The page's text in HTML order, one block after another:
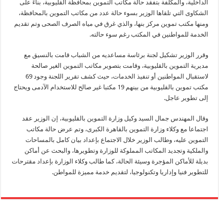
الداخلية، والمكلفة بتفقد حالة مكاتب التموين بمحافظة القليوبية، بناءً على
الشكاوى التي تلقاها الوزير بسوء حالة عدد من مكاتب التموين بالمحافظة،
ومنها مكتب تموين مركز بنها، والذي غرق في مياه الصرف الصحى وتم تقديم
الخدمة للمواطنين في المكتب رغم سوء حالته.
وقرر الوزير تشكيل لجنة برئاسة مساعديه من الشباب قامت بالنسيق مع
مديرية التموين بالقليوبية، وقامت بتصوير مكاتب التموين الغير صالحة
لاستقبال المواطنين أو تنفيذ الخدمات، حيث كشف تقرير اللجنة وجود 69
مكتب تموين بالقليوبية من بينهم 19 مكتبا غير صالح للاستخدام الآدمى ويحتاج
إلى تطوير عاجل.
وقال المهندس جمال السيد وكيل وزارة التموين بالقليوبية، إن الوزير عقد
اجتماعا مع وكلاء وزارة التموين بالقاهرة الكبرى، وتم عرض حالة مكاتب
التموين عليه، وطالب الوزير خلال الاجتماع بإعداد بيان كامل بالمساحات
والملكية وتجديد المكاتب المملوكة للوزارة وتطويرها، والبحث عن أماكن
بديلة للأماكن المؤجرة وسيئة الحالة، كما طالب وكلاء الوزارة بإعداد مقترحات
للتطوير فنيا وإداريا وتكنولوجيا، لتقديم خدمة مميزة للمواطن.